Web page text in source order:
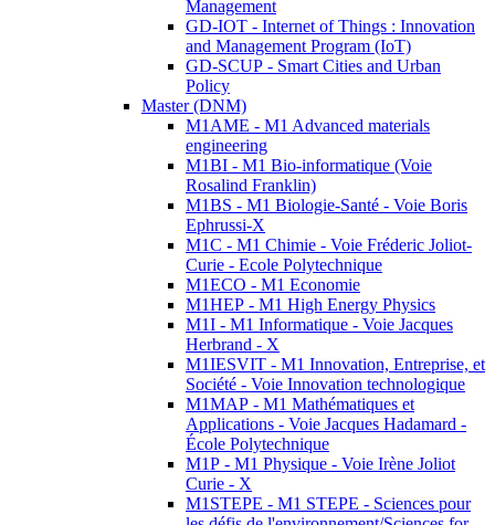
Management
GD-IOT - Internet of Things : Innovation
and Management Program (IoT)
GD-SCUP - Smart Cities and Urban
Policy
Master (DNM)
M1AME - M1 Advanced materials
engineering
M1BI - M1 Bio-informatique (Voie
Rosalind Franklin)
M1BS - M1 Biologie-Santé - Voie Boris
Ephrussi-X
M1C - M1 Chimie - Voie Fréderic Joliot-
Curie - Ecole Polytechnique
M1ECO - M1 Economie
M1HEP - M1 High Energy Physics
M1I - M1 Informatique - Voie Jacques
Herbrand - X
M1IESVIT - M1 Innovation, Entreprise, et
Société - Voie Innovation technologique
M1MAP - M1 Mathématiques et
Applications - Voie Jacques Hadamard -
École Polytechnique
M1P - M1 Physique - Voie Irène Joliot
Curie - X
M1STEPE - M1 STEPE - Sciences pour